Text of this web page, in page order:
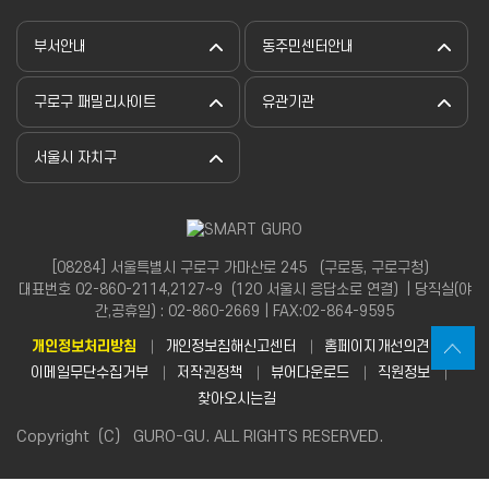
부서안내 동주민센터안내
구로구 패밀리사이트 유관기관
서울시 자치구
[08284] 서울특별시 구로구 가마산로 245 （구로동, 구로구청）
대표번호 02-860-2114,2127~9（120 서울시 응답소로 연결）| 당직실(야
간,공휴일) : 02-860-2669 | FAX:02-864-9595
개인정보처리방침 개인정보침해신고센터
홈페이지개선의견
이메일무단수집거부
저작권정책 뷰어다운로드
직원정보
찾아오시는길
Copyright（C） GURO-GU. ALL RIGHTS RESERVED.